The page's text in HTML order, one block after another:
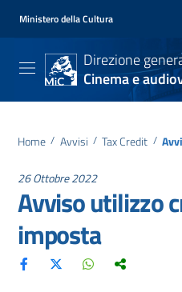
Ministero della Cultura
Direzione
Cinema e
Home / Avvisi / Tax Credit /
26 Ottobre 2022
Avviso utilizzo
imposta